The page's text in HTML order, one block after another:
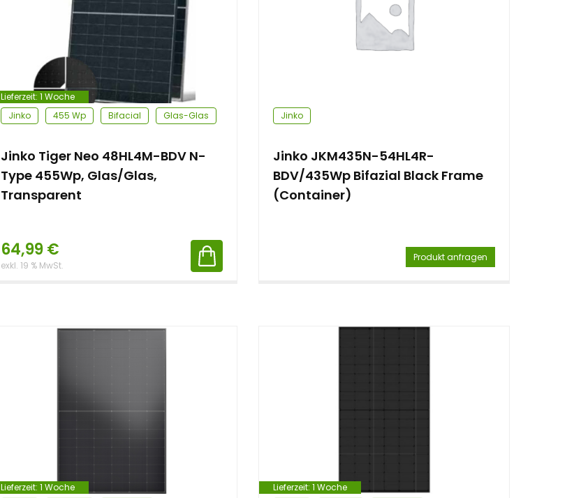
Lieferzeit: 1 Woche
Jinko
455 Wp Bifacial Glas-Glas
Jinko Tiger Neo 48HL4M-BDV N-
Type 455Wp, Glas/Glas,
Transparent
64,99€
exkl. 19 % MwSt.
Jinko
Jinko JKM435N-54HL4R-
BDV/435Wp Bifazial Black Frame
(Container)
Produkt anfragen
Lieferzeit: 1 Woche
Lieferzeit: 1 Woche